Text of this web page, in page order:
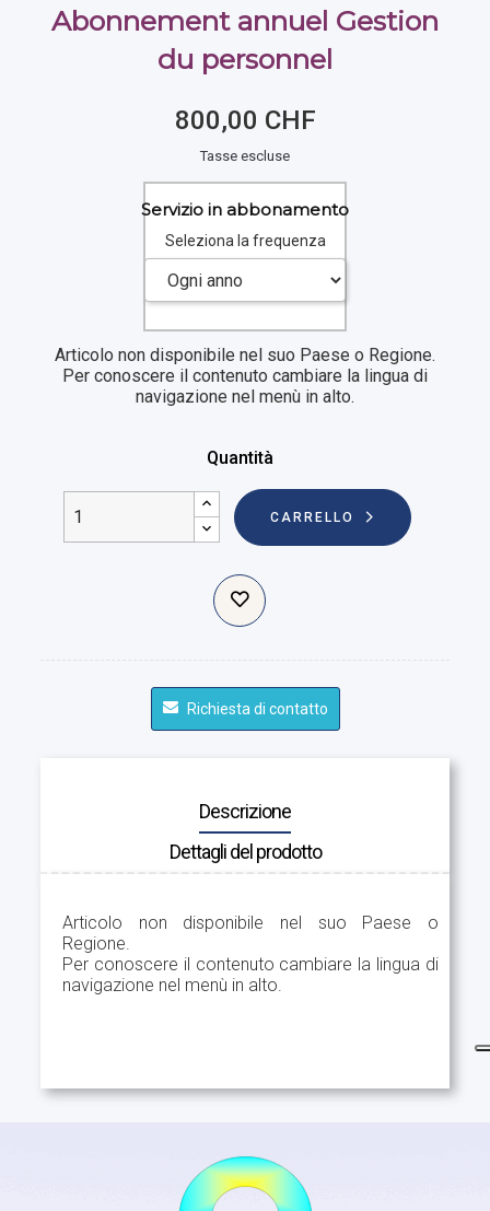
Abonnement annuel Gestion
du personnel
800,00 CHF
Tasse escluse
Servizio in abbonamento
Seleziona la frequenza
Articolo non disponibile nel suo Paese o Regione.
Per conoscere il contenuto cambiare la lingua di
navigazione nel menù in alto.
Quantità
CARRELLO
Richiesta di contatto
Descrizione
Dettagli del prodotto
Articolo non disponibile nel suo Paese o
Regione.
Per conoscere il contenuto cambiare la lingua di
navigazione nel menù in alto.